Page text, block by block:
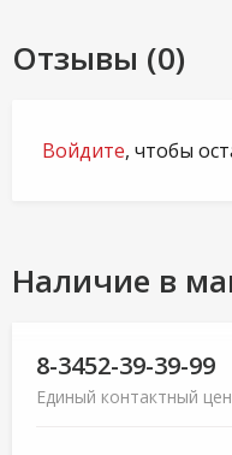
Отзывы (0)
Войдите, чтобы
Наличие в
8-3452-39-39-99
Единый контактный